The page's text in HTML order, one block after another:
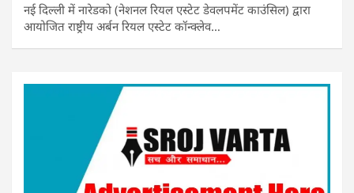
नई दिल्ली में नारेडको (नेशनल रियल एस्टेट डेवलपमेंट काउंसिल) द्वारा
आयोजित राष्ट्रीय अर्बन रियल एस्टेट कॉन्क्लेव…